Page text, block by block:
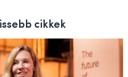
cikkek